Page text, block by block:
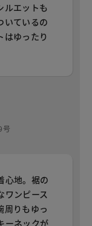
ルエットも
いているの
はゆったり
号
心地。裾の
ワンピース
周りもゆっ
ーネックが